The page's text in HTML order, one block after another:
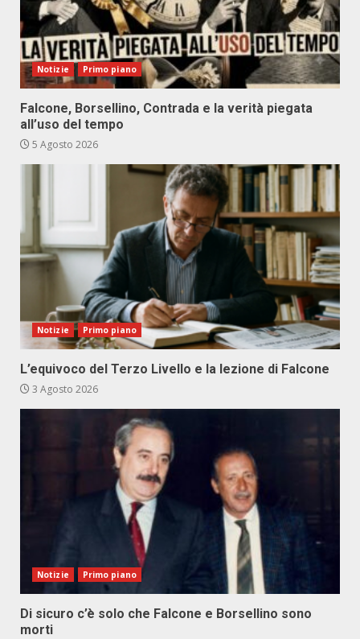
Notizie Primo piano
Falcone, Borsellino, Contrada e la verità piegata
all’uso del tempo
5 Agosto 2026
Notizie Primo piano
L’equivoco del Terzo Livello e la lezione di Falcone
3 Agosto 2026
Notizie Primo piano
Di sicuro c’è solo che Falcone e Borsellino sono
morti